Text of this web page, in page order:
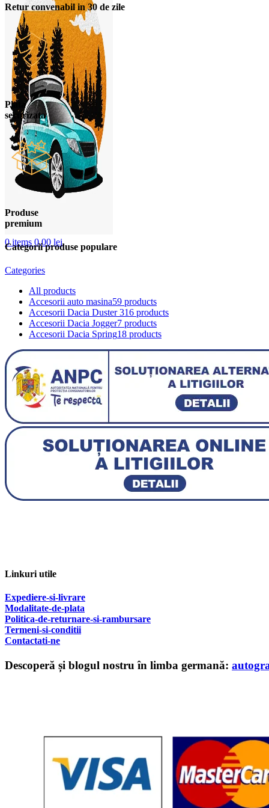
0items 0,00 lei
Retur convenabil in 30 de zile
Plata
securizata
Produse
premium
Categorii produse populare
Categories
All products
Accesorii auto masina59 products
Accesorii Dacia Duster 316 products
Accesorii Dacia Jogger7 products
Accesorii Dacia Spring18 products
Linkuri utile
Expediere-si-livrare
Modalitate-de-plata
Politica-de-returnare-si-rambursare
Termeni-si-conditii
Contactati-ne
Descoperă și blogul nostru în limba germană: